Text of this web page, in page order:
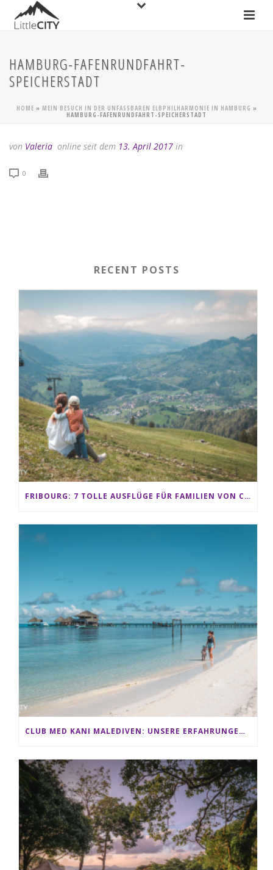
HAMBURG-FAFENRUNDFAHRT-
SPEICHERSTADT
HOME » MEIN BESUCH IN DER UNFASSBAREN ELBPHILHARMONIE IN HAMBURG »
HAMBURG-FAFENRUNDFAHRT-SPEICHERSTADT
von Valeria online seit dem 13. April 2017 in
0
RECENT POSTS
FRIBOURG: 7 TOLLE AUSFLÜGE FÜR FAMILIEN VON CHARMEY BIS LES PACCOTS
CLUB MED KANI MALEDIVEN: UNSERE ERFAHRUNGEN IM ALL-INCLUSIVE PARADIES